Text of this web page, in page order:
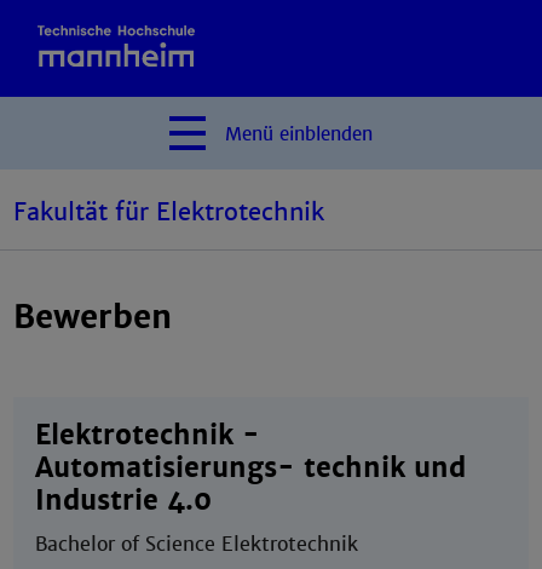
Menü einblenden
Fakultät für Elektrotechnik
Bewerben
Elektrotechnik -
Automatisierungs- technik und
Industrie 4.0
Bachelor of Science Elektrotechnik